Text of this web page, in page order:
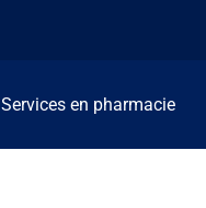
Services en pharmacie